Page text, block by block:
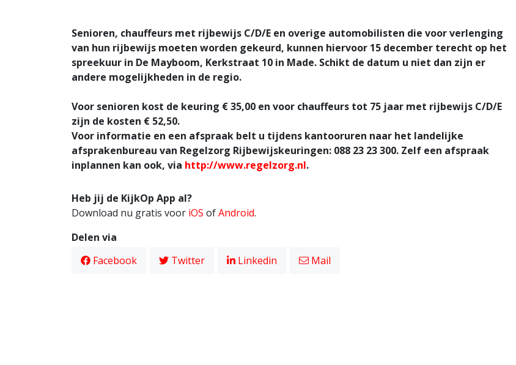
Senioren, chauffeurs met rijbewijs C/D/E en overige automobilisten die voor verlenging
van hun rijbewijs moeten worden gekeurd, kunnen hiervoor 15 december terecht op het
spreekuur in De Mayboom, Kerkstraat 10 in Made. Schikt de datum u niet dan zijn er
andere mogelijkheden in de regio.
Voor senioren kost de keuring € 35,00 en voor chauffeurs tot 75 jaar met rijbewijs C/D/E
zijn de kosten € 52,50.
Voor informatie en een afspraak belt u tijdens kantooruren naar het landelijke
afsprakenbureau van Regelzorg Rijbewijskeuringen: 088 23 23 300. Zelf een afspraak
inplannen kan ook, via http://www.regelzorg.nl.
Heb jij de KijkOp App al?
Download nu gratis voor iOS ofAndroid.
Delen via
Facebook
Twitter Linkedin Mail